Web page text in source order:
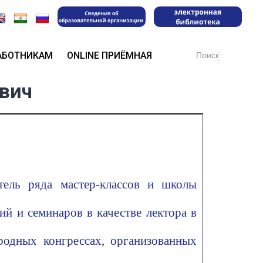
ONLINE ПРИЁМНАЯ for:
ряда мастер-классов и школы
и семинаров в качестве лектора в
конгрессах, организованных